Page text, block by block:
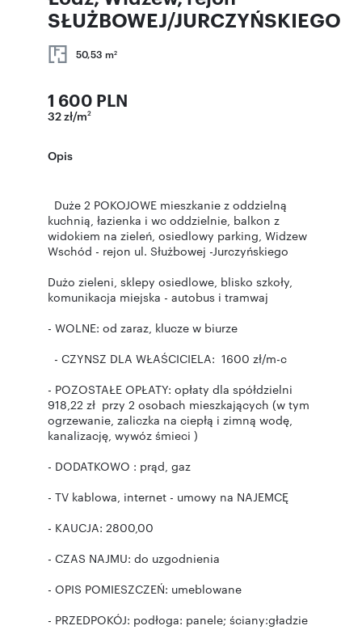
SŁUŻBOWEJ/JURCZYŃSKIEGO
50,53 m2
1 600 PLN
32 zł/m2
Opis
Duże 2 POKOJOWE mieszkanie z oddzielną
kuchnią, łazienka i wc oddzielnie, balkon z
widokiem na zieleń, osiedlowy parking, Widzew
Wschód - rejon ul. Służbowej -Jurczyńskiego
Dużo zieleni, sklepy osiedlowe, blisko szkoły,
komunikacja miejska - autobus i tramwaj
- WOLNE: od zaraz, klucze w biurze
- CZYNSZ DLA WŁAŚCICIELA: 1600 zł/m-c
- POZOSTAŁE OPŁATY: opłaty dla spółdzielni
918,22 zł przy 2 osobach mieszkających (w tym
ogrzewanie, zaliczka na ciepłą i zimną wodę,
kanalizację, wywóz śmieci )
- DODATKOWO : prąd, gaz
- TV kablowa, internet - umowy na NAJEMCĘ
- KAUCJA: 2800,00
- CZAS NAJMU: do uzgodnienia
- OPIS POMIESZCZEŃ: umeblowane
- PRZEDPOKÓJ: podłoga: panele; ściany:gładzie